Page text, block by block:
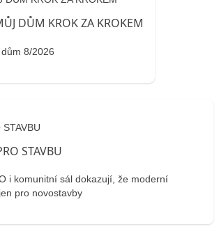
8/2026
i komunitní sál dokazují, že moderní
pro novostavby